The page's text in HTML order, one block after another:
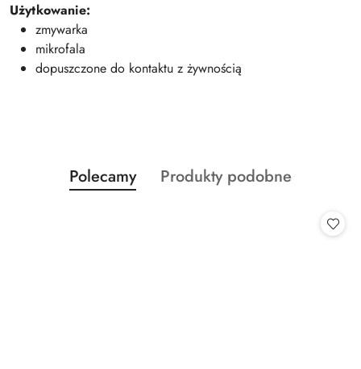
Użytkowanie:
zmywarka
mikrofala
dopuszczone do kontaktu z żywnością
Pomiń karuzelę produktów
Produkty
o
Polecamy
Produkty
Produkty podobne